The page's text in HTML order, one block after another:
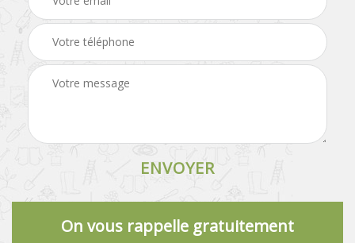
On vous rappelle gratuitement